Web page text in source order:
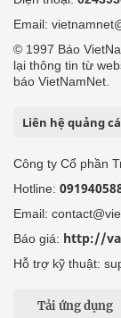
Email:
© 1997 Báo
lại thông tin từ
báo VietNamNet.
Liên hệ quảng
Công ty Cổ phần
Hotline:
Email:
Báo giá: http://
Hỗ trợ kỹ thuật:
Tải ứng dụng